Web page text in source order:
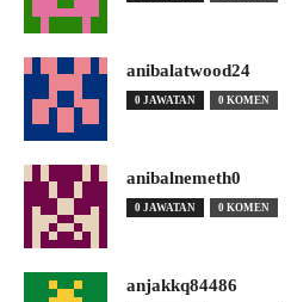
anibalatwood24
0 JAWATAN 0 KOMEN
anibalnemeth0
0 JAWATAN 0 KOMEN
anjakkq84486